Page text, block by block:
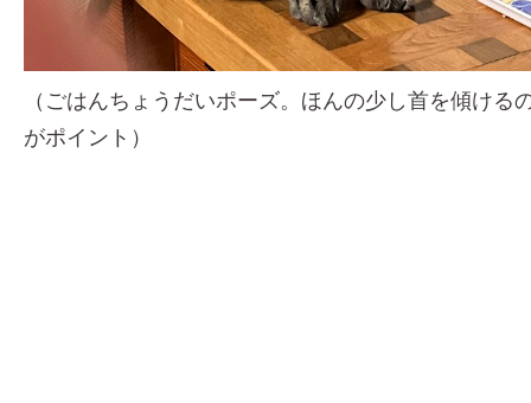
（ごはんちょうだいポーズ。ほんの少し首を傾ける
がポイント）